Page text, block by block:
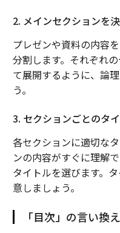
2. メインセクションを
プレゼンや資料の内容
分割します。それぞれ
て展開するように、論
う。
3. セクションごとのタ
各セクションに適切な
ンの内容がすぐに理解
タイトルを選びます。
意しましょう。
「目次」の言い換